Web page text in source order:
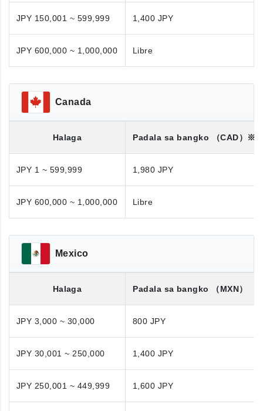
JPY 150,001 ~ 599,999 1,400 JPY
JPY 600,000 ~ 1,000,000 Libre
Canada
Halaga Padala sa bangko （CAD）※
JPY 1 ~ 599,999 1,980 JPY
JPY 600,000 ~ 1,000,000 Libre
Mexico
Halaga Padala sa bangko （MXN）
JPY 3,000 ~ 30,000 800 JPY
JPY 30,001 ~ 250,000 1,400 JPY
JPY 250,001 ~ 449,999 1,600 JPY